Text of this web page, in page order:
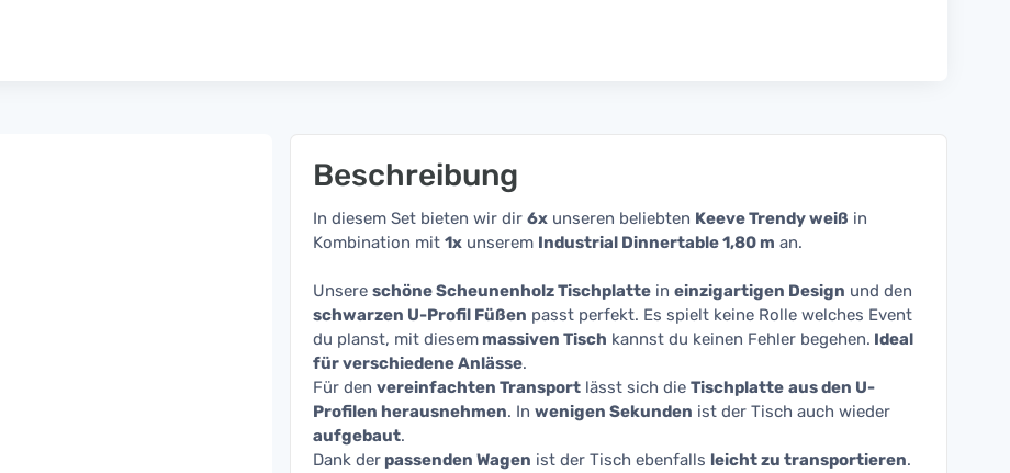
Beschreibung
In diesem Set bieten wir dir 6x unseren beliebten Keeve Trendy weiß in
Kombination mit 1x unserem Industrial Dinnertable 1,80 m an.
Unsere schöne Scheunenholz Tischplatte in einzigartigen Design und den
schwarzen U-Profil Füßen passt perfekt. Es spielt keine Rolle welches Event
du planst, mit diesem massiven Tisch kannst du keinen Fehler begehen. Ideal
für verschiedene Anlässe.
Für den vereinfachten Transport lässt sich die Tischplatte aus den U-
Profilen herausnehmen. In wenigen Sekunden ist der Tisch auch wieder
aufgebaut.
Dank der passenden Wagen ist der Tisch ebenfalls leicht zu transportieren.